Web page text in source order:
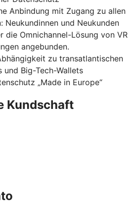
Anbindung mit Zugang zu allen
Neukundinnen und Neukunden
die Omnichannel-Lösung von VR
angebunden.
zu transatlantischen
und Big-Tech-Wallets
„Made in Europe“
Kundschaft